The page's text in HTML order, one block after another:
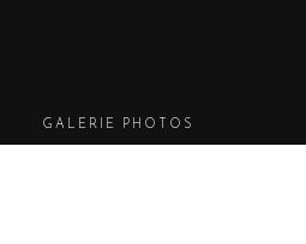
GALERIE PHOTOS